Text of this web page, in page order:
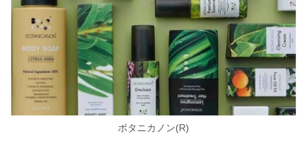
ボタニカノン(R)